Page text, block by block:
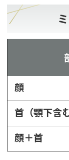
顔
首（顎下含む
顔＋首